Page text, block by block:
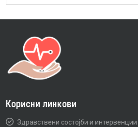
Корисни линкови
Здравствени состојби и интервенции